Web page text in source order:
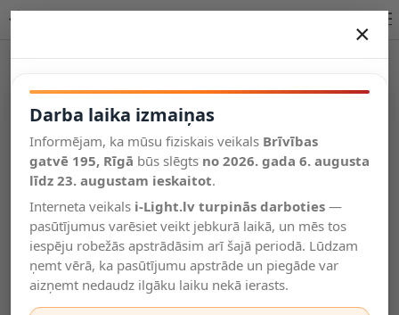
Salīdzināt
Vēlmju
saraksts
Valodas
×
Darba laika izmaiņas
Informējam, ka mūsu fiziskais veikals Brīvības
gatvē 195, Rīgā būs slēgts no 2026. gada 6. augusta
līdz 23. augustam ieskaitot.
Interneta veikals i-Light.lv turpinās darboties —
pasūtījumus varēsiet veikt jebkurā laikā, un mēs tos
iespēju robežās apstrādāsim arī šajā periodā. Lūdzam
ņemt vērā, ka pasūtījumu apstrāde un piegāde var
aizņemt nedaudz ilgāku laiku nekā ierasts.